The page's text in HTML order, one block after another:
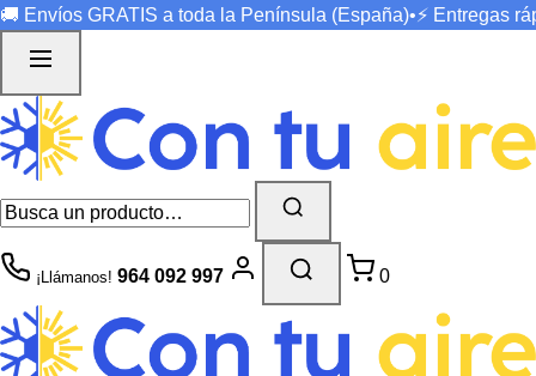
🚚 Envíos GRATIS a toda la Península (España)•⚡ Entregas
¡Llámanos! 964 092 997 0